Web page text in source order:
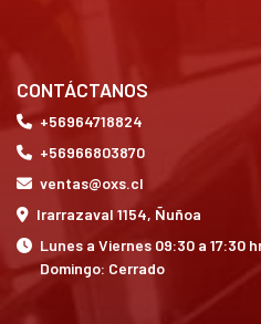
CONTÁCTANOS
+56964718824
+56966803870
ventas@oxs.cl
Irarrazaval 1154, Ñuñoa
Lunes a Viernes 09:30 a 17:30
Domingo: Cerrado